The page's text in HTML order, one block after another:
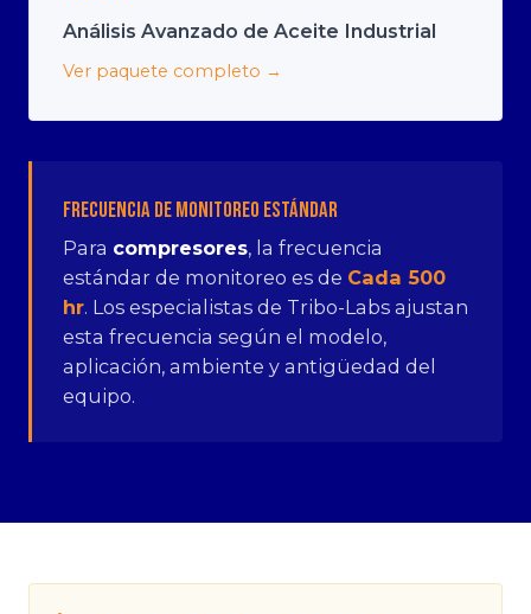
Análisis Avanzado de Aceite Industrial
Ver paquete completo →
Frecuencia de Monitoreo Estándar
Para compresores, la frecuencia
estándar de monitoreo es de Cada 500
hr. Los especialistas de Tribo-Labs ajustan
esta frecuencia según el modelo,
aplicación, ambiente y antigüedad del
equipo.